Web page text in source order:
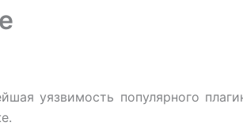
уязвимость популярного